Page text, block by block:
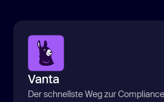
Vanta
Der schnellste Weg zur